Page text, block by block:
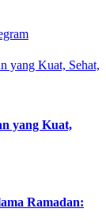
yang Kuat,
Ramadan: